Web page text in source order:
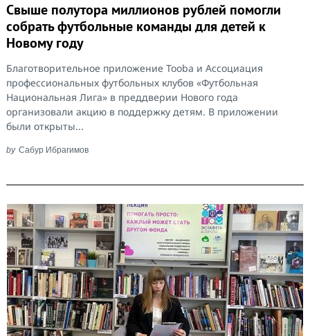
Свыше полутора миллионов рублей помогли
собрать футбольные команды для детей к
Новому году
Благотворительное приложение Tooba и Ассоциация
профессиональных футбольных клубов «Футбольная
Национальная Лига» в преддверии Нового года
организовали акцию в поддержку детям. В приложении
были открыты...
by Сабур Ибрагимов